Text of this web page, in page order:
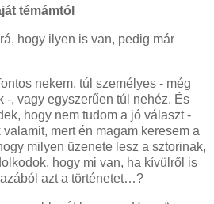
témámtól
hogy ilyen is van, pedig már
nekem, túl személyes - még
-, vagy egyszerűen túl nehéz. És
hogy nem tudom a jó választ -
mert én magam keresem a
milyen üzenete lesz a sztorinak,
hogy mi van, ha kívülről is
azt a történetet…?